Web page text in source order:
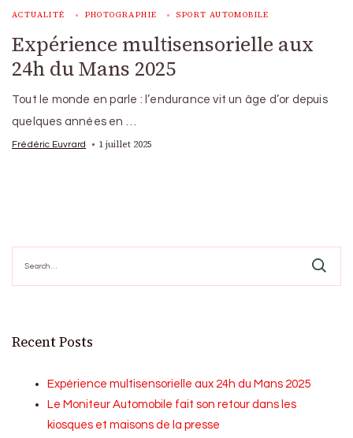
ACTUALITÉ PHOTOGRAPHIE SPORT AUTOMOBILE
Expérience multisensorielle aux
24h du Mans 2025
Tout le monde en parle : l’endurance vit un âge d’or depuis
quelques années en …
Frédéric Euvrard 1 juillet 2025
for:
Recent Posts
Expérience multisensorielle aux 24h du Mans 2025
Le Moniteur Automobile fait son retour dans les
kiosques et maisons de la presse